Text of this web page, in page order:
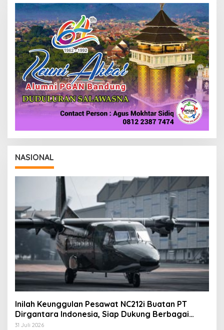
K
S
NASIONAL
Inilah Keunggulan Pesawat NC212i Buatan PT
Dirgantara Indonesia, Siap Dukung Berbagai
Operasi TNI
31 Juli 2026